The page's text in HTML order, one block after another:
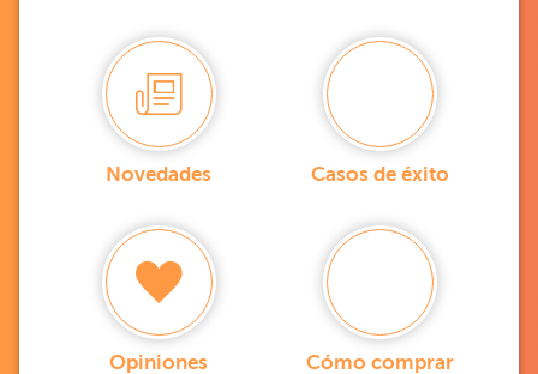
Novedades Casos de éxito
Opiniones Cómo comprar